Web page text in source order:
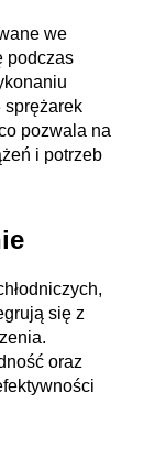
we
podczas
sprężarek
pozwala na
i potrzeb
się z
oraz